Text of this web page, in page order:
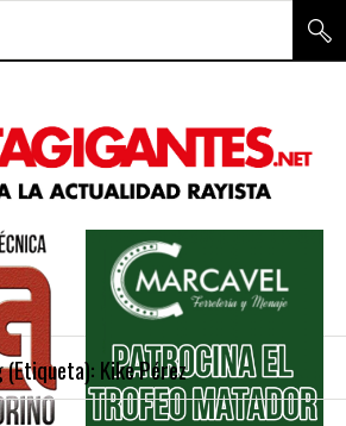
FRV
(Etiqueta): Kike Pérez